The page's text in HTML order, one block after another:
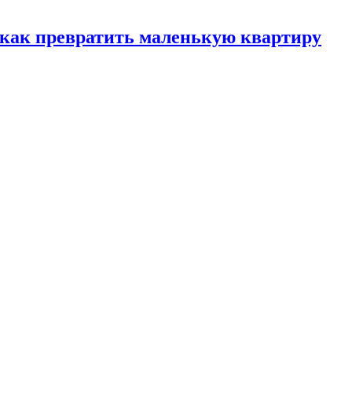
превратить маленькую квартиру